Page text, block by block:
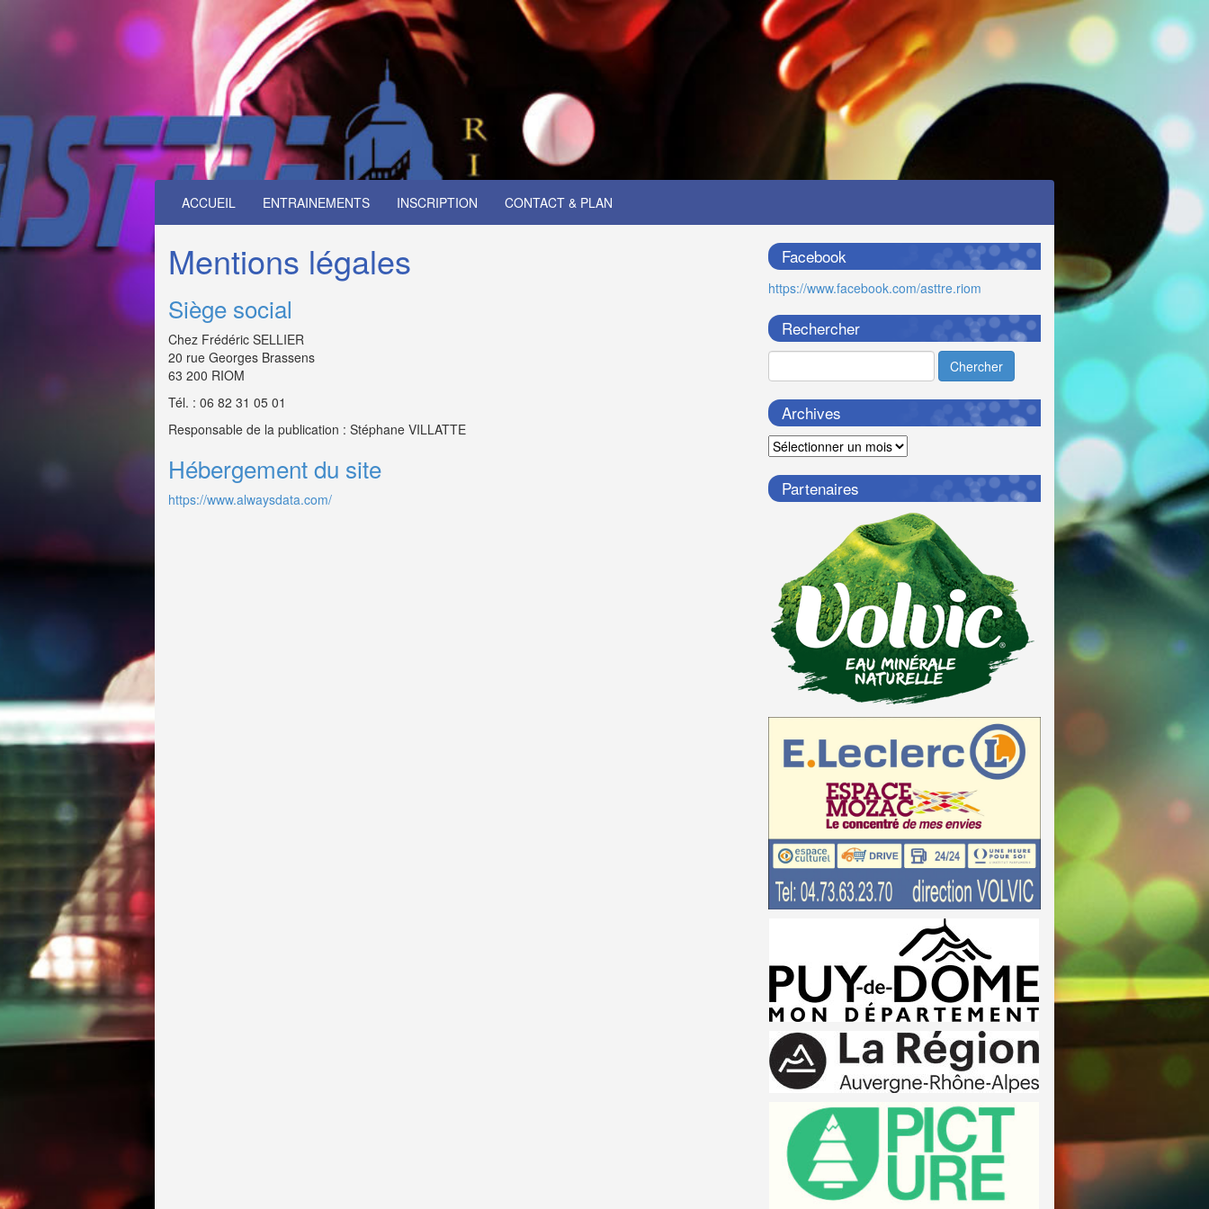
ACCUEIL ENTRAINEMENTS INSCRIPTION CONTACT & PLAN
Mentions légales
Siège social
Chez Frédéric SELLIER
20 rue Georges Brassens
63 200 RIOM
Tél. : 06 82 31 05 01
Responsable de la publication : Stéphane VILLATTE
Hébergement du site
https://www.alwaysdata.com/
Facebook
https://www.facebook.com/asttre.riom
Rechercher
Chercher
Archives
Archives
Partenaires